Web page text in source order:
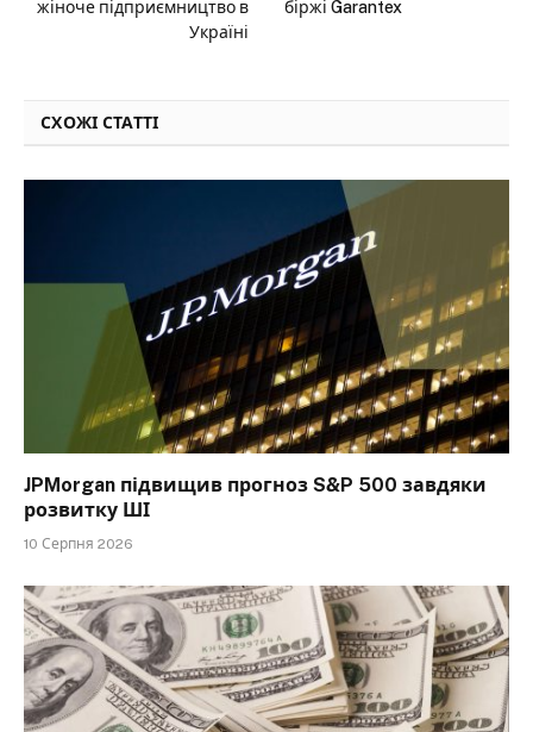
жіноче підприємництво в
Україні
біржі Garantex
СХОЖІ СТАТТІ
JPMorgan підвищив прогноз S&P 500 завдяки
розвитку ШІ
10 Серпня 2026